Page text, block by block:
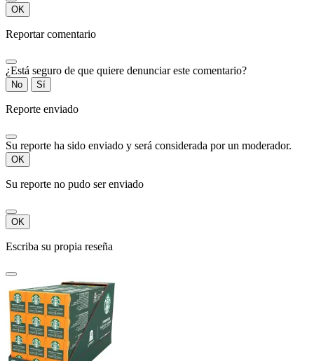
OK
Reportar comentario
¿Está seguro de que quiere denunciar este comentario?
No Sí
Reporte enviado
Su reporte ha sido enviado y será considerada por un moderador.
OK
Su reporte no pudo ser enviado
OK
Escriba su propia reseña